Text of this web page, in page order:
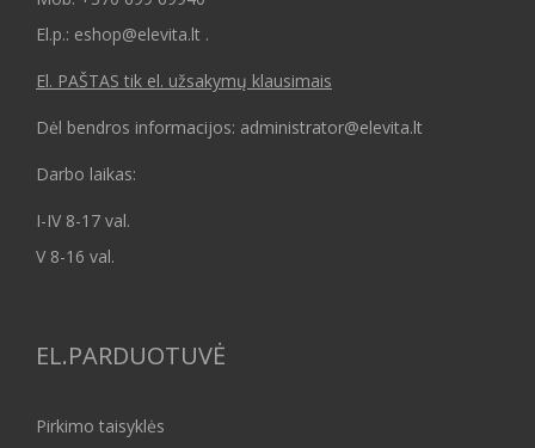
El.p.: eshop@elevita.lt .
El. PAŠTAS tik el. užsakymų klausimais
Dėl bendros informacijos: administrator@elevita.lt
Darbo laikas:
I-IV 8-17 val.
V 8-16 val.
EL.PARDUOTUVĖ
Pirkimo taisyklės